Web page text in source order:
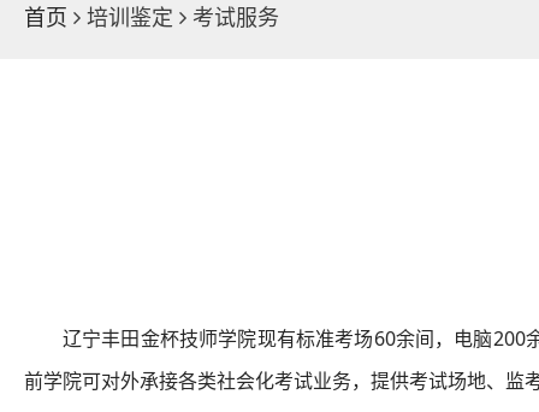
首页 培训鉴定 考试服务
辽宁丰田金杯技师学院现有标准考场60余间，电脑
前学院可对外承接各类社会化考试业务，提供考试场地、监